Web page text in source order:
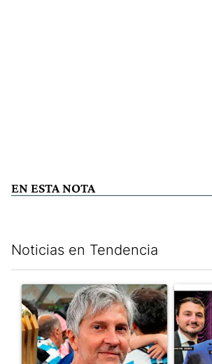
EN ESTA NOTA
Noticias en Tendencia
Un artículo de tendencia con el título
Un